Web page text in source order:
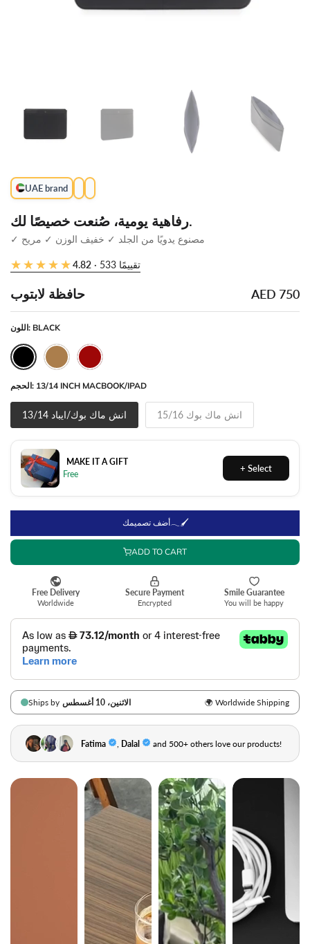
رفاهية يومية، صُنعت خصيصًا لك.
✓ مصنوع يدويًا من الجلد ✓ خفيف الوزن ✓ مريح
★★★★★
★★★★★4.82 · 533 تقييمًا
حافظة لابتوب AED 750
اللون: BLACK
الحجم: 13/14 INCH MACBOOK/IPAD
13/14 انش ماك بوك/ايباد 15/16 انش ماك بوك
MAKE IT A GIFT
أضف تصميمك𓂃🖌
ADD TO CART